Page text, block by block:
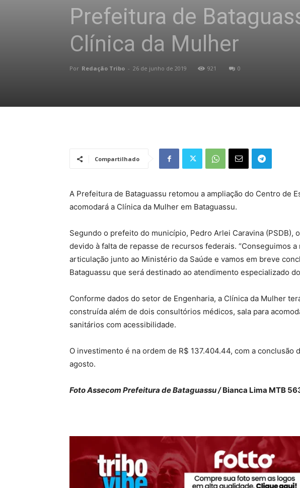
Prefeitura de
Clínica da Mulher
Por Redação Tribo - 26 de junho de 2019 921 0
Compartilhado
A Prefeitura de Bataguassu retomou a ampliação do Centro de
acomodará a Clínica da Mulher em Bataguassu.
Segundo o prefeito do município, Pedro Arlei Caravina (PSDB),
devido à falta de repasse de recursos federais. “Conseguimos a
articulação junto ao Ministério da Saúde e vamos em breve
Bataguassu que será destinado ao atendimento especializado
Conforme dados do setor de Engenharia, a Clínica da Mulher
construída além de dois consultórios médicos, sala para
sanitários com acessibilidade.
O investimento é na ordem de R$ 137.404.44, com a conclusão
agosto.
Foto Assecom Prefeitura de Bataguassu /Bianca Lima MTB